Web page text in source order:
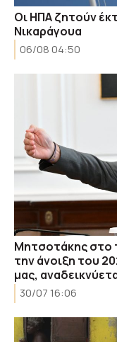
Οι ΗΠΑ ζητούν
Νικαράγουα
06/08 04:50
Μητσοτάκης στο
την άνοιξη του
μας,
30/07 16:06